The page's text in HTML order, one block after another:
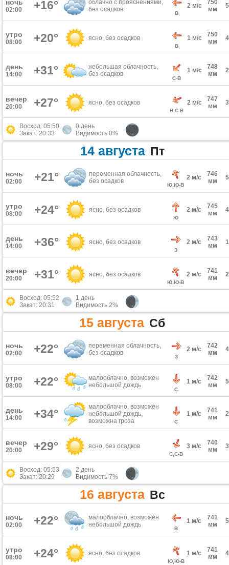
ночь
02:00 +16°
облачно с прояснениями,
без осадков
В
2 м/с
750
мм
утро
08:00 +20° ясно, без осадков
В
1 м/с
750
мм
день
14:00 +31°
небольшая облачность,
без осадков
С-В
1 м/с
748
мм
вечер
20:00 +27° ясно, без осадков
В,С-В
2 м/с
747
мм
Восход: 05:50
Закат: 20:33
0 день
Видимость 0%
14 августа Пт
ночь
02:00 +21°
переменная облачность,
без осадков
Ю,Ю-В
2 м/с
746
мм
утро
08:00 +24° ясно, без осадков
Ю
2 м/с
745
мм
день
14:00 +36° ясно, без осадков
З
2 м/с
743
мм
вечер
20:00 +31° ясно, без осадков
Ю,Ю-В
2 м/с
741
мм
Восход: 05:52
Закат: 20:31
1 день
Видимость 2%
15 августа Сб
ночь
02:00 +22°
переменная облачность,
без осадков
З
2 м/с
742
мм
утро
08:00 +22°
малооблачно, возможен
небольшой дождь
С
1 м/с
742
мм
день
14:00 +34°
малооблачно, возможен
небольшой дождь,
возможна гроза
С
1 м/с
741
мм
вечер
20:00 +29° ясно, без осадков
С,С-В
3 м/с
740
мм
Восход: 05:53
Закат: 20:29
2 день
Видимость 7%
16 августа Вс
ночь
02:00 +22°
малооблачно, возможен
небольшой дождь
В
1 м/с
741
мм
утро
08:00 +24° ясно, без осадков
Ю,Ю-В
1 м/с
741
мм